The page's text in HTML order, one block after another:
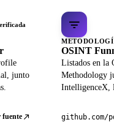
junto
fuente
OSINT
Listados en la
Methodology
IntelligenceX,